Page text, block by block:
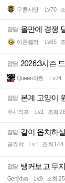
구름사탕 Lv.70
잡담 올만에 경쟁
아론켈러 Lv.65
잡담 2026:3시즌
Queen하린 Lv.74
잡담 본계 고양이
푸시리프 Lv.1 조회
잡담 같이 옵치하
공츄챠 Lv.1 조회 144
잡담 탱커보고 무
Genjidva Lv.9 조회